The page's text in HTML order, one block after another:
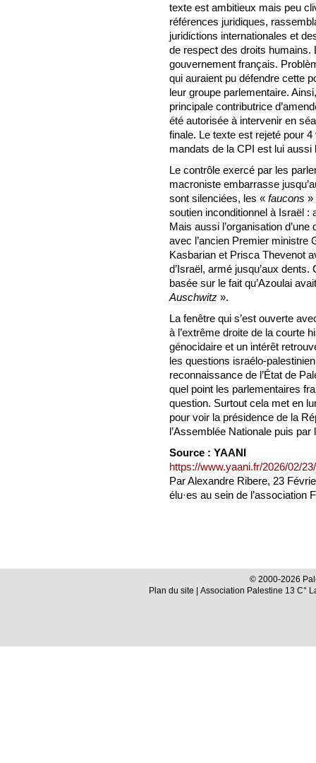
texte est ambitieux mais peu
références juridiques,
juridictions internationales et
de respect des droits humains.
gouvernement français.
qui auraient pu défendre cette
leur groupe parlementaire.
principale contributrice
été autorisée à intervenir en
finale. Le texte est rejeté pour
mandats de la CPI est lui
Le contrôle exercé par les
macroniste embarrasse
sont silenciées, les « faucons »
soutien inconditionnel à Israël
Mais aussi l’organisation
avec l’ancien Premier ministre
Kasbarian et Prisca Thevenot
d’Israël, armé jusqu’aux
basée sur le fait qu’Azoulai
Auschwitz ».
La fenêtre qui s’est ouverte
à l’extrême droite de la courte
génocidaire et un intérêt
les questions israélo-
reconnaissance de l’État de
quel point les parlementaires
question. Surtout cela met en
pour voir la présidence de la
l’Assemblée Nationale puis par
Source : YAANI
https://www.yaani.fr/2026/02/
Par Alexandre Ribere, 23
élu·es au sein de l’association
© 2000-2026
Plan du site | Association Palestine 13 C°